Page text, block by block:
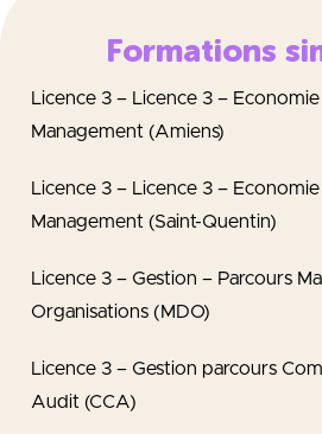
Formations
Licence 3 – Licence 3 –
Management (Amiens)
Licence 3 – Licence 3 –
Management (Saint-Quentin)
Licence 3 – Gestion – Parcours
Organisations (MDO)
Licence 3 – Gestion parcours
Audit (CCA)